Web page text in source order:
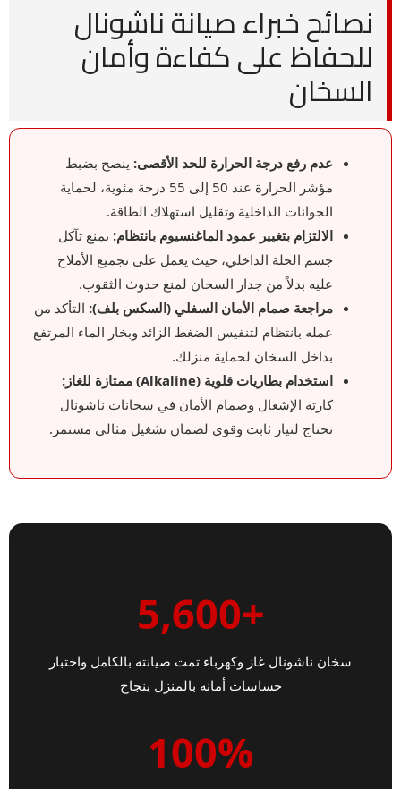
نصائح خبراء صيانة ناشونال
للحفاظ على كفاءة وأمان
السخان
عدم رفع درجة الحرارة للحد الأقصى: ينصح بضبط
مؤشر الحرارة عند 50 إلى 55 درجة مئوية، لحماية
الجوانات الداخلية وتقليل استهلاك الطاقة.
الالتزام بتغيير عمود الماغنسيوم بانتظام: يمنع تآكل
جسم الحلة الداخلي، حيث يعمل على تجميع الأملاح
عليه بدلاً من جدار السخان لمنع حدوث الثقوب.
مراجعة صمام الأمان السفلي (السكس بلف): التأكد من
عمله بانتظام لتنفيس الضغط الزائد وبخار الماء المرتفع
بداخل السخان لحماية منزلك.
استخدام بطاريات قلوية (Alkaline) ممتازة للغاز:
كارتة الإشعال وصمام الأمان في سخانات ناشونال
تحتاج لتيار ثابت وقوي لضمان تشغيل مثالي مستمر.
+5,600
سخان ناشونال غاز وكهرباء تمت صيانته بالكامل واختبار
حساسات أمانه بالمنزل بنجاح
100%